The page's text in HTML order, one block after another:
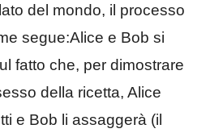
del mondo, il processo
segue:Alice e Bob si
fatto che, per dimostrare
della ricetta, Alice
e Bob li assaggerà (il